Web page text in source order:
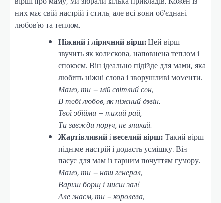
них має свій настрій і стиль, але всі вони об’єднані
любов’ю та теплом.
Ніжний і ліричний вірш:Цей вірш
звучить як колискова, наповнена теплом і
спокоєм. Він ідеально підійде для мами, яка
любить ніжні слова і зворушливі моменти.
Мамо, ти – мій світлий сон,
В тобі любов, як ніжний дзвін.
Твої обійми – тихий рай,
Ти завжди поруч, не зникай.
Жартівливий і веселий вірш:Такий вірш
підніме настрій і додасть усмішку. Він
пасує для мам із гарним почуттям гумору.
Мамо, ти – наш генерал,
Вариш борщ і миєш зал!
Але знаєм, ти – королева,